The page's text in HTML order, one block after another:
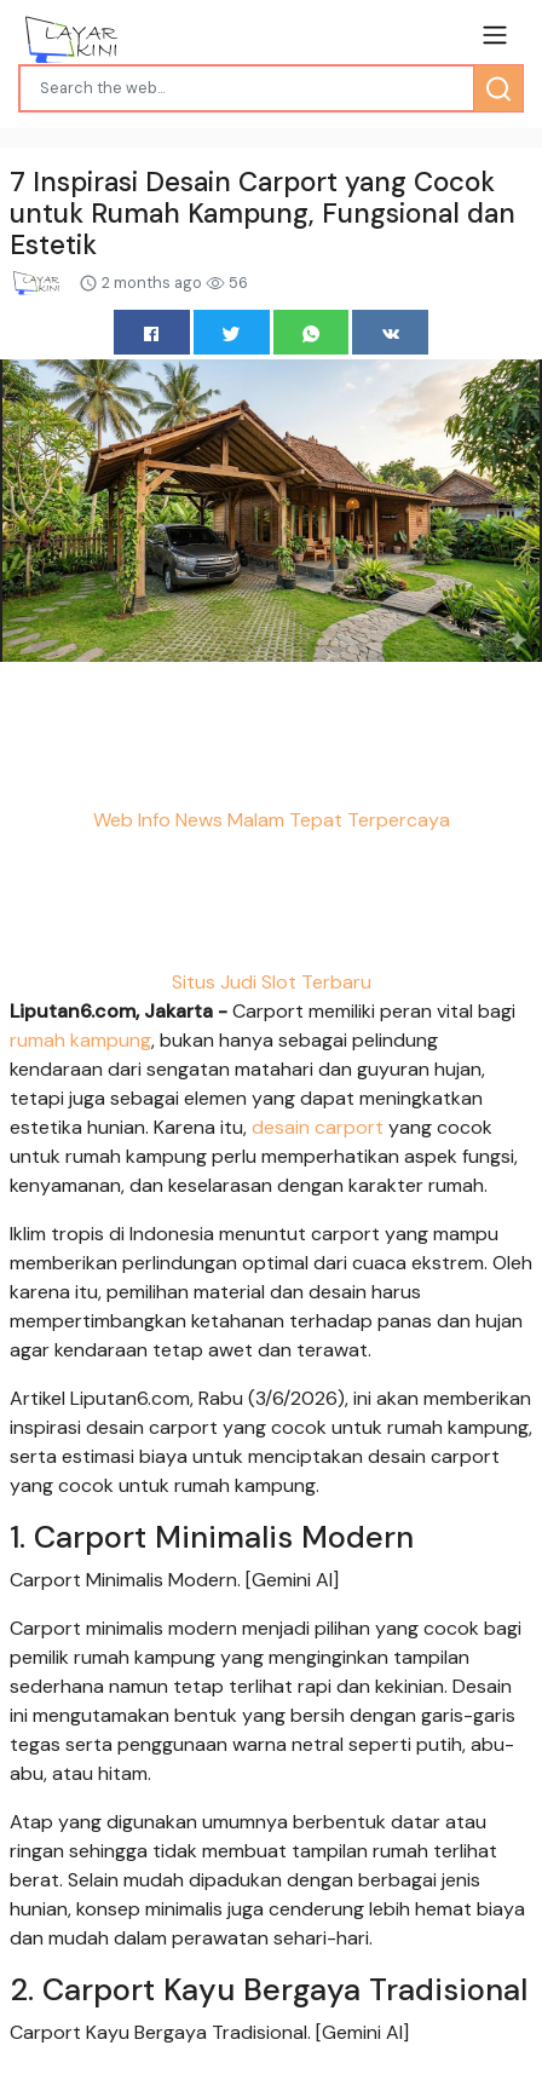
7 Inspirasi Desain Carport yang Cocok
untuk Rumah Kampung, Fungsional dan
Estetik
2 months ago 56
Web Info News Malam Tepat Terpercaya
Situs Judi Slot Terbaru
Liputan6.com, Jakarta -Carport memiliki peran vital bagi
rumah kampung, bukan hanya sebagai pelindung
kendaraan dari sengatan matahari dan guyuran hujan,
tetapi juga sebagai elemen yang dapat meningkatkan
estetika hunian. Karena itu,desain carport yang cocok
untuk rumah kampung perlu memperhatikan aspek fungsi,
kenyamanan, dan keselarasan dengan karakter rumah.
Iklim tropis di Indonesia menuntut carport yang mampu
memberikan perlindungan optimal dari cuaca ekstrem. Oleh
karena itu, pemilihan material dan desain harus
mempertimbangkan ketahanan terhadap panas dan hujan
agar kendaraan tetap awet dan terawat.
Artikel Liputan6.com, Rabu (3/6/2026), ini akan memberikan
inspirasi desain carport yang cocok untuk rumah kampung,
serta estimasi biaya untuk menciptakan desain carport
yang cocok untuk rumah kampung.
1. Carport Minimalis Modern
Carport Minimalis Modern. [Gemini AI]
Carport minimalis modern menjadi pilihan yang cocok bagi
pemilik rumah kampung yang menginginkan tampilan
sederhana namun tetap terlihat rapi dan kekinian. Desain
ini mengutamakan bentuk yang bersih dengan garis-garis
tegas serta penggunaan warna netral seperti putih, abu-
abu, atau hitam.
Atap yang digunakan umumnya berbentuk datar atau
ringan sehingga tidak membuat tampilan rumah terlihat
berat. Selain mudah dipadukan dengan berbagai jenis
hunian, konsep minimalis juga cenderung lebih hemat biaya
dan mudah dalam perawatan sehari-hari.
2. Carport Kayu Bergaya Tradisional
Carport Kayu Bergaya Tradisional. [Gemini AI]